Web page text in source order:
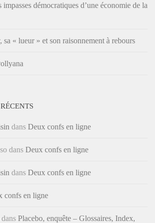
démocratiques d’une économie de la
sa « lueur » et son raisonnement à rebours
dans Deux confs en ligne
dans Deux confs en ligne
dans Deux confs en ligne
confs en ligne
dans Placebo, enquête – Glossaires, Index,